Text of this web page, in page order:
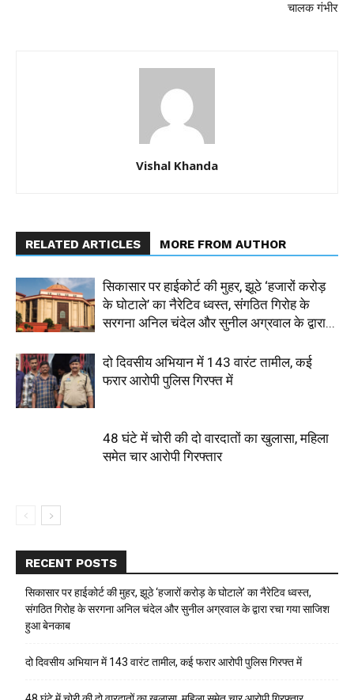
चालक गंभीर
Vishal Khanda
RELATED ARTICLES MORE FROM AUTHOR
सिकासार पर हाईकोर्ट की मुहर, झूठे ‘हजारों करोड़
के घोटाले’ का नैरेटिव ध्वस्त, संगठित गिरोह के
सरगना अनिल चंदेल और सुनील अग्रवाल के द्वारा...
दो दिवसीय अभियान में 143 वारंट तामील, कई
फरार आरोपी पुलिस गिरफ्त में
48 घंटे में चोरी की दो वारदातों का खुलासा, महिला
समेत चार आरोपी गिरफ्तार
RECENT POSTS
सिकासार पर हाईकोर्ट की मुहर, झूठे ‘हजारों करोड़ के घोटाले’ का नैरेटिव ध्वस्त,
संगठित गिरोह के सरगना अनिल चंदेल और सुनील अग्रवाल के द्वारा रचा गया साजिश
हुआ बेनकाब
दो दिवसीय अभियान में 143 वारंट तामील, कई फरार आरोपी पुलिस गिरफ्त में